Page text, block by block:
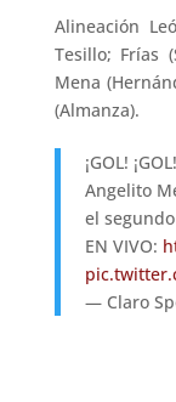
Alineación
Tesillo; Frías
Mena
(Almanza).
¡GOL!
Angelito
el
EN VIVO:
— Claro